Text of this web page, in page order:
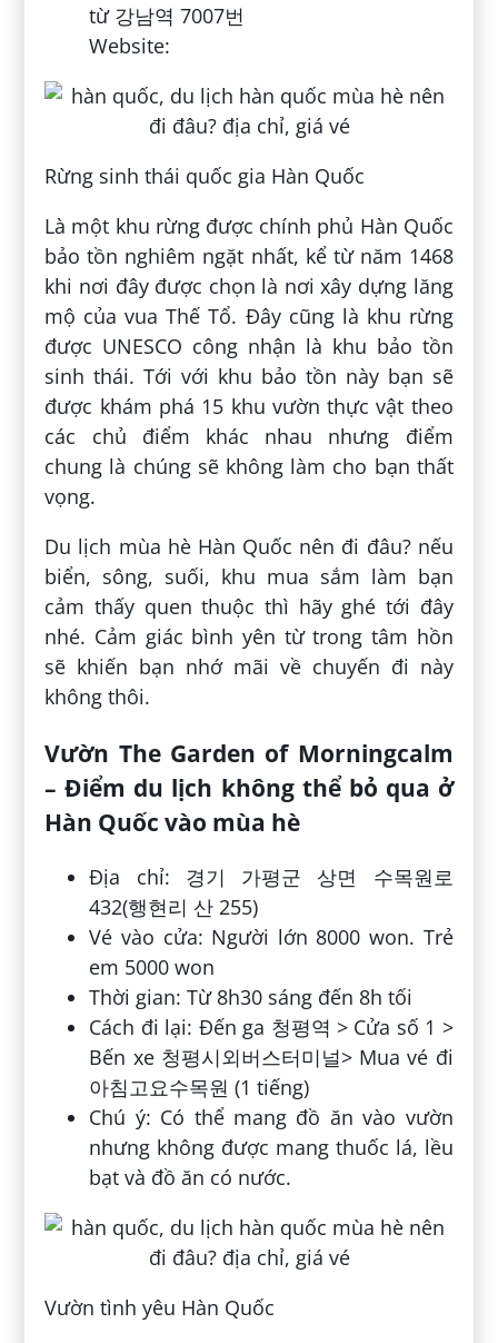
từ 강남역 7007번
Website:
Rừng sinh thái quốc gia Hàn Quốc
Là một khu rừng được chính phủ Hàn Quốc
bảo tồn nghiêm ngặt nhất, kể từ năm 1468
khi nơi đây được chọn là nơi xây dựng lăng
mộ của vua Thế Tổ. Đây cũng là khu rừng
được UNESCO công nhận là khu bảo tồn
sinh thái. Tới với khu bảo tồn này bạn sẽ
được khám phá 15 khu vườn thực vật theo
các chủ điểm khác nhau nhưng điểm
chung là chúng sẽ không làm cho bạn thất
vọng.
Du lịch mùa hè Hàn Quốc nên đi đâu? nếu
biển, sông, suối, khu mua sắm làm bạn
cảm thấy quen thuộc thì hãy ghé tới đây
nhé. Cảm giác bình yên từ trong tâm hồn
sẽ khiến bạn nhớ mãi về chuyến đi này
không thôi.
Vườn The Garden of Morningcalm
– Điểm du lịch không thể bỏ qua ở
Hàn Quốc vào mùa hè
Địa chỉ: 경기 가평군 상면 수목원로
432(행현리 산 255)
Vé vào cửa: Người lớn 8000 won. Trẻ
em 5000 won
Thời gian: Từ 8h30 sáng đến 8h tối
Cách đi lại: Đến ga 청평역 > Cửa số 1 >
Bến xe 청평시외버스터미널> Mua vé đi
아침고요수목원 (1 tiếng)
Chú ý: Có thể mang đồ ăn vào vườn
nhưng không được mang thuốc lá, lều
bạt và đồ ăn có nước.
Vườn tình yêu Hàn Quốc